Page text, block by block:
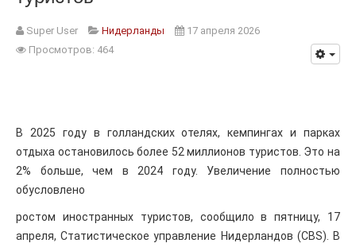
Super User Нидерланды
17 апреля 2026
Просмотров: 464
В 2025 году в голландских отелях, кемпингах и парках
отдыха остановилось более 52 миллионов туристов. Это на
2% больше, чем в 2024 году. Увеличение полностью
обусловлено
ростом иностранных туристов, сообщило в пятницу, 17
апреля, Статистическое управление Нидерландов (CBS). В